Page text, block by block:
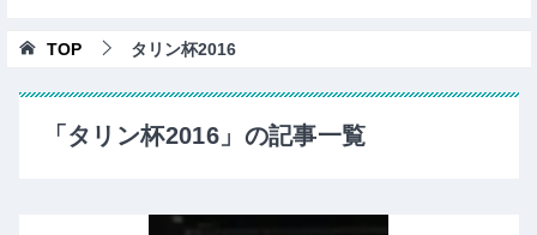
TOP タリン杯2016
「タリン杯2016」の記事一覧